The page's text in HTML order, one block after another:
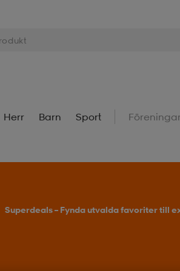
Herr Barn Sport Föreningar
Superdeals – Fynda utvalda favoriter till